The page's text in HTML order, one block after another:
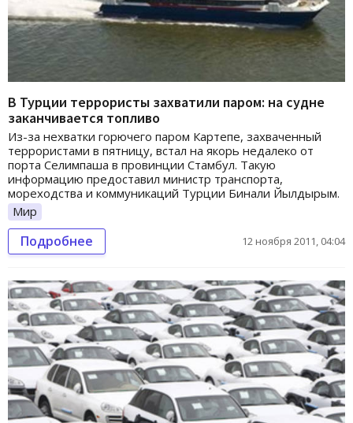
В Турции террористы захватили паром: на судне
заканчивается топливо
Из-за нехватки горючего паром Картепе, захваченный
террористами в пятницу, встал на якорь недалеко от
порта Селимпаша в провинции Стамбул. Такую
информацию предоставил министр транспорта,
мореходства и коммуникаций Турции Бинали Йылдырым.
Мир
Подробнее 12 ноября 2011, 04:04